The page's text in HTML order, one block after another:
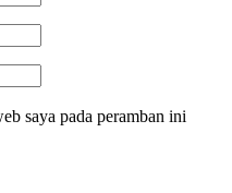
saya pada peramban ini